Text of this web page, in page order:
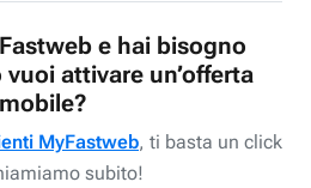
e hai bisogno
vuoi attivare un’offerta
mobile?
MyFastweb, ti basta un click
subito!